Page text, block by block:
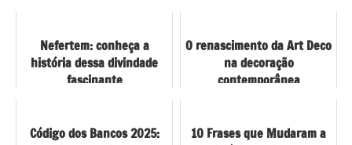
Nefertem: conheça a
história dessa divindade
fascinante
O renascimento da Art Deco
na decoração
contemporânea
Código dos Bancos 2025:
10 Frases que Mudaram a